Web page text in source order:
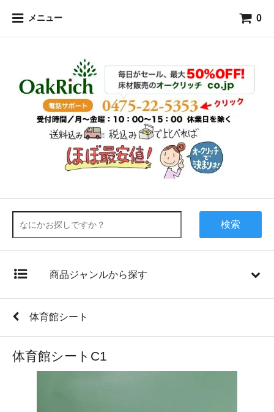
メニュー 0
検索
商品ジャンルから探す
体育館シート
体育館シートC1